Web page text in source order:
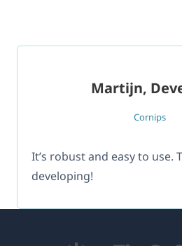
Martijn,
Cornips
It’s robust and easy to use.
developing!